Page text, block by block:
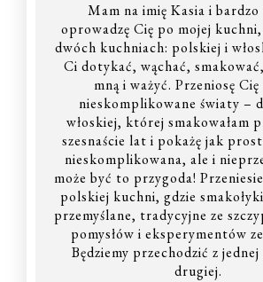
Mam na imię Kasia i bardzo
oprowadzę Cię po mojej
dwóch kuchniach: polskiej i
Ci dotykać, wąchać,
mną i ważyć. Przeniosę
nieskomplikowane światy –
włoskiej, której smakowałam
szesnaście lat i pokażę jak
nieskomplikowana, ale i
może być to przygoda!
polskiej kuchni, gdzie
przemyślane, tradycyjne ze
pomysłów i eksperymentów
Będziemy przechodzić z
drugiej.